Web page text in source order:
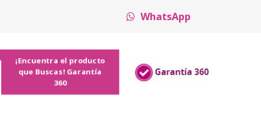
WhatsApp
¡Encuentra el producto
que Buscas! Garantía
360